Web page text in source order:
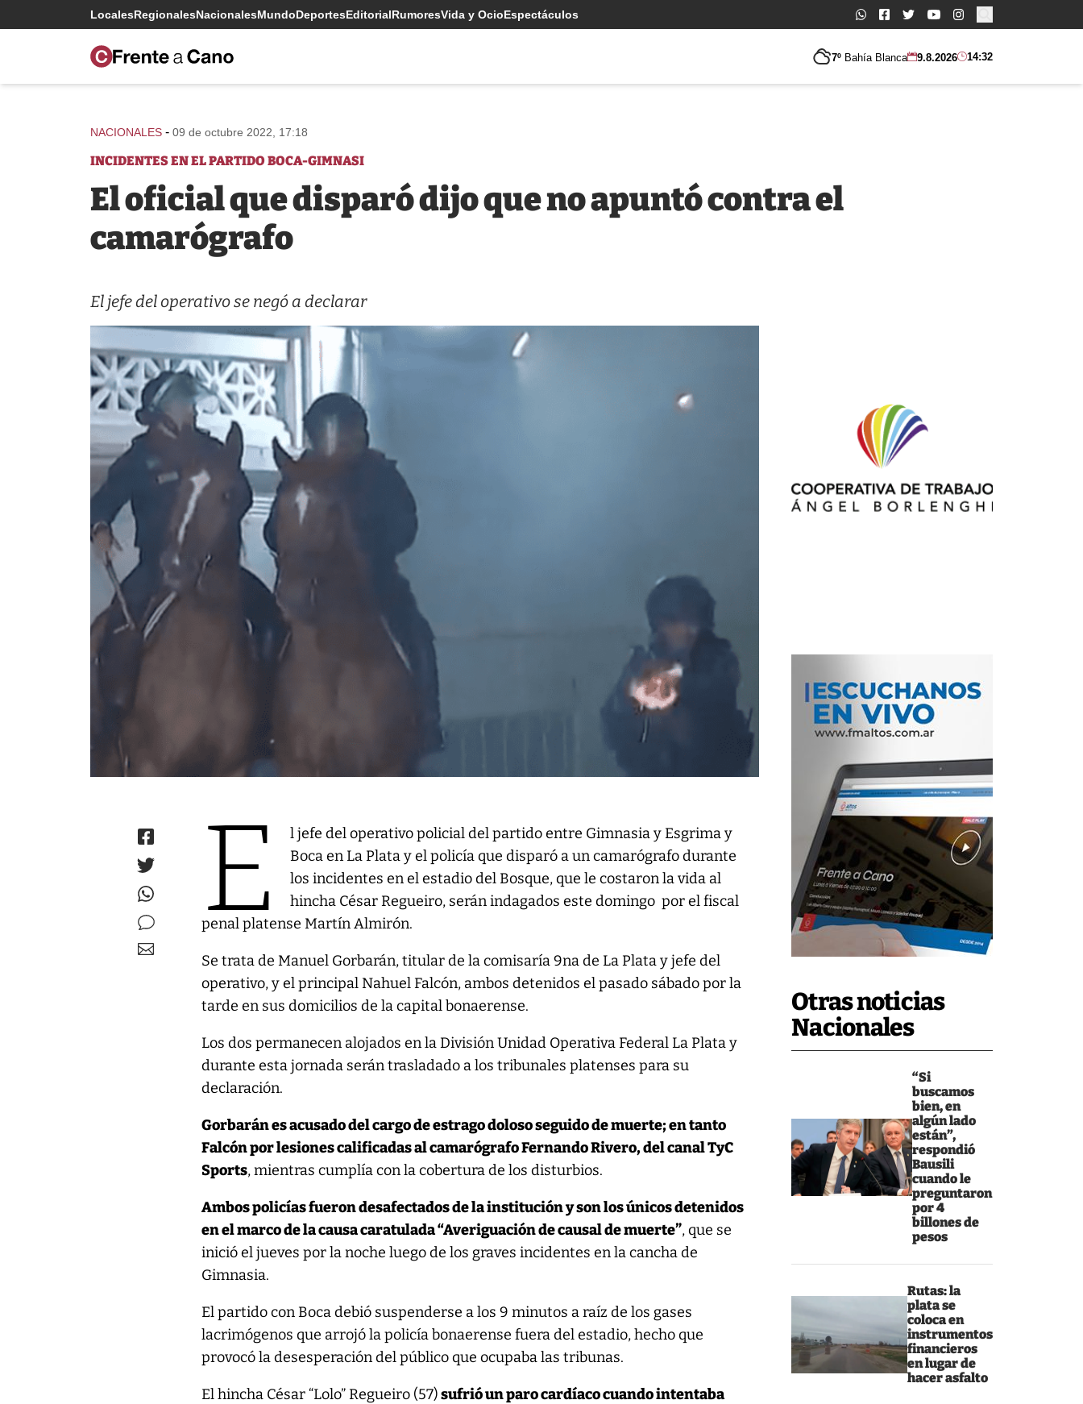
LocalesRegionalesNacionalesMundoDeportesEditorialRumoresVida y OcioEspectáculos Buscar:
7º Bahía Blanca 9.8.2026 14:32
Otras noticias
Nacionales
“Si
buscamos
bien, en
algún lado
están”,
respondió
Bausili
cuando le
preguntaron
por 4
billones de
pesos
Rutas: la
plata se
coloca en
instrumentos
financieros
en lugar de
hacer asfalto
NACIONALES - 09 de octubre 2022, 17:18
INCIDENTES EN EL PARTIDO BOCA-GIMNASI
El oficial que disparó dijo que no apuntó contra el
camarógrafo
El jefe del operativo se negó a declarar
E
l jefe del operativo policial del partido entre Gimnasia y Esgrima y
Boca en La Plata y el policía que disparó a un camarógrafo durante
los incidentes en el estadio del Bosque, que le costaron la vida al
hincha César Regueiro, serán indagados este domingo por el fiscal
penal platense Martín Almirón.
Se trata de Manuel Gorbarán, titular de la comisaría 9na de La Plata y jefe del
operativo, y el principal Nahuel Falcón, ambos detenidos el pasado sábado por la
tarde en sus domicilios de la capital bonaerense.
Los dos permanecen alojados en la División Unidad Operativa Federal La Plata y
durante esta jornada serán trasladado a los tribunales platenses para su
declaración.
Gorbarán es acusado del cargo de estrago doloso seguido de muerte; en tanto
Falcón por lesiones calificadas al camarógrafo Fernando Rivero, del canal TyC
Sports, mientras cumplía con la cobertura de los disturbios.
Ambos policías fueron desafectados de la institución y son los únicos detenidos
en el marco de la causa caratulada “Averiguación de causal de muerte”, que se
inició el jueves por la noche luego de los graves incidentes en la cancha de
Gimnasia.
El partido con Boca debió suspenderse a los 9 minutos a raíz de los gases
lacrimógenos que arrojó la policía bonaerense fuera del estadio, hecho que
provocó la desesperación del público que ocupaba las tribunas.
El hincha César “Lolo” Regueiro (57)sufrió un paro cardíaco cuando intentaba